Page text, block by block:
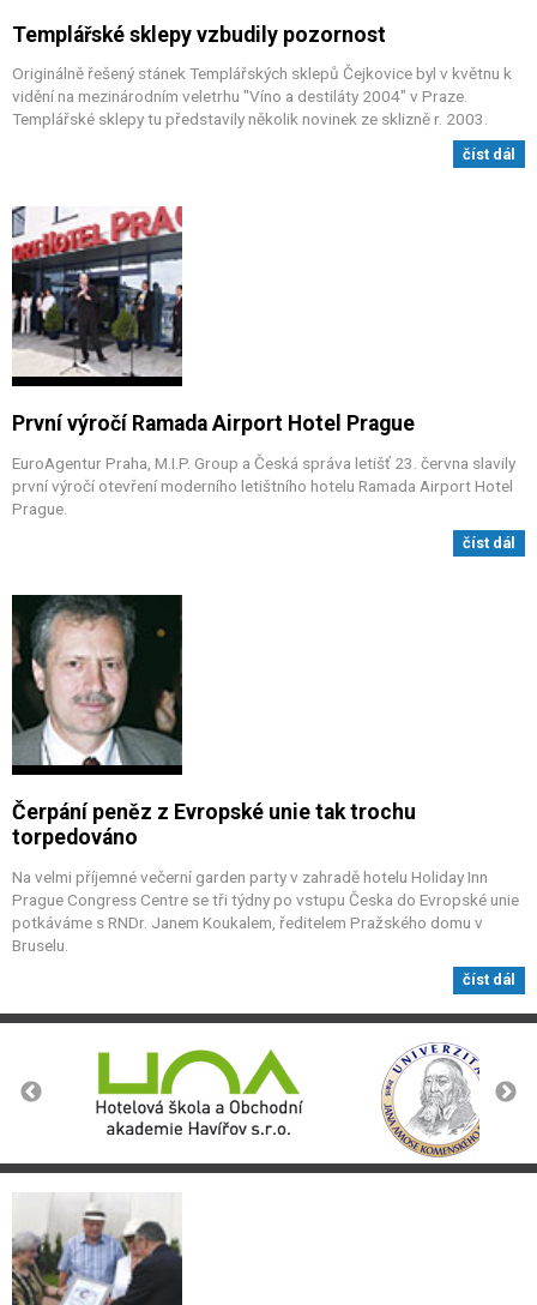
Templářské sklepy vzbudily pozornost
Originálně řešený stánek Templářských sklepů Čejkovice byl v květnu k
vidění na mezinárodním veletrhu "Víno a destiláty 2004" v Praze.
Templářské sklepy tu představily několik novinek ze sklizně r. 2003.
číst dál
První výročí Ramada Airport Hotel Prague
EuroAgentur Praha, M.I.P. Group a Česká správa letišť 23. června slavily
první výročí otevření moderního letištního hotelu Ramada Airport Hotel
Prague.
číst dál
Čerpání peněz z Evropské unie tak trochu
torpedováno
Na velmi příjemné večerní garden party v zahradě hotelu Holiday Inn
Prague Congress Centre se tři týdny po vstupu Česka do Evropské unie
potkáváme s RNDr. Janem Koukalem, ředitelem Pražského domu v
Bruselu.
číst dál